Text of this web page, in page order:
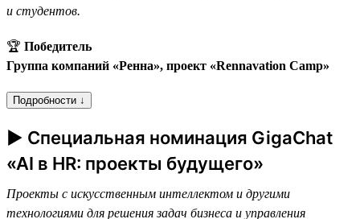
и студентов.
🏆 Победитель
Группа компаний «Ренна», проект «Rennavation Camp»
Подробности ↓
► Специальная номинация GigaChat
«AI в HR: проекты будущего»
Проекты с искусственным интеллектом и другими
технологиями для решения задач бизнеса и управления